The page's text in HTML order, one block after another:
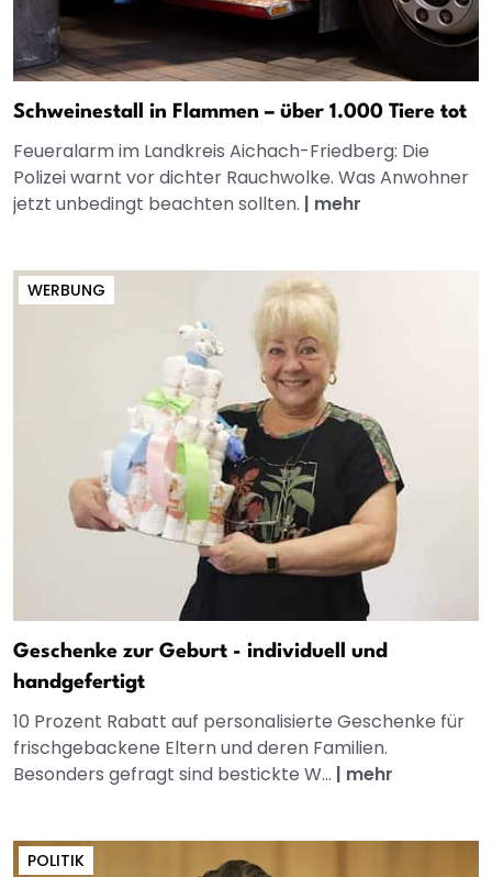
Schweinestall in Flammen – über 1.000 Tiere tot
Feueralarm im Landkreis Aichach-Friedberg: Die
Polizei warnt vor dichter Rauchwolke. Was Anwohner
jetzt unbedingt beachten sollten. | mehr
WERBUNG
Geschenke zur Geburt - individuell und
handgefertigt
10 Prozent Rabatt auf personalisierte Geschenke für
frischgebackene Eltern und deren Familien.
Besonders gefragt sind bestickte W... | mehr
POLITIK